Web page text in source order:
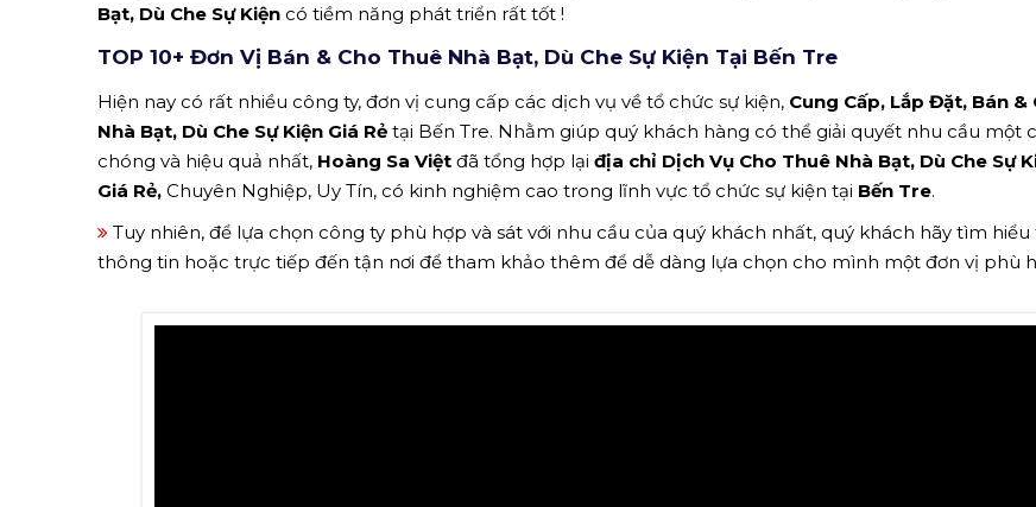
Bạt, Dù Che Sự Kiện có tiềm năng phát triển rất tốt !
TOP 10+ Đơn Vị Bán & Cho Thuê Nhà Bạt, Dù Che Sự Kiện Tại Bến Tre
Hiện nay có rất nhiều công ty, đơn vị cung cấp các dịch vụ về tổ chức sự kiện, Cung Cấp, Lắp Đặt, Bán &
Nhà Bạt, Dù Che Sự Kiện Giá Rẻ tại Bến Tre. Nhằm giúp quý khách hàng có thể giải quyết nhu cầu một
chóng và hiệu quả nhất, Hoàng Sa Việt đã tổng hợp lại địa chỉ Dịch Vụ Cho Thuê Nhà Bạt, Dù Che Sự
Giá Rẻ, Chuyên Nghiệp, Uy Tín, có kinh nghiệm cao trong lĩnh vực tổ chức sự kiện tại Bến Tre.
Tuy nhiên, để lựa chọn công ty phù hợp và sát với nhu cầu của quý khách nhất, quý khách hãy tìm
thông tin hoặc trực tiếp đến tận nơi để tham khảo thêm để dễ dàng lựa chọn cho mình một đơn vị phù